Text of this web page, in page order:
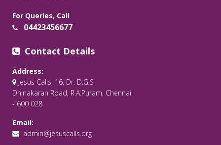
For Queries, Call
04423456677
Contact Details
Address:
Jesus Calls, 16, Dr. D.G.S
Dhinakaran Road, R.A.Puram, Chennai
- 600 028.
Email:
admin@jesuscalls.org